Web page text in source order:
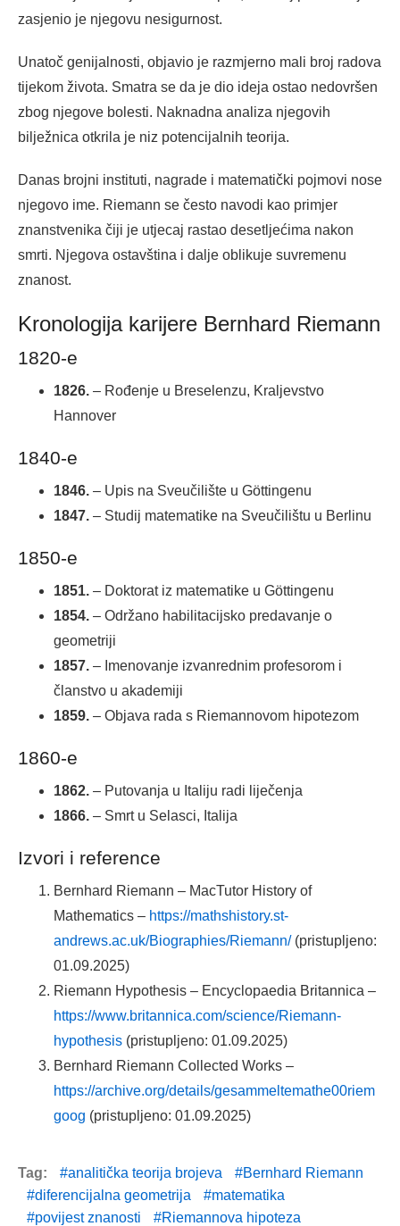
zasjenio je njegovu nesigurnost.
Unatoč genijalnosti, objavio je razmjerno mali broj radova
tijekom života. Smatra se da je dio ideja ostao nedovršen
zbog njegove bolesti. Naknadna analiza njegovih
bilježnica otkrila je niz potencijalnih teorija.
Danas brojni instituti, nagrade i matematički pojmovi nose
njegovo ime. Riemann se često navodi kao primjer
znanstvenika čiji je utjecaj rastao desetljećima nakon
smrti. Njegova ostavština i dalje oblikuje suvremenu
znanost.
Kronologija karijere Bernhard Riemann
1820-e
1826. – Rođenje u Breselenzu, Kraljevstvo
Hannover
1840-e
1846. – Upis na Sveučilište u Göttingenu
1847. – Studij matematike na Sveučilištu u Berlinu
1850-e
1851. – Doktorat iz matematike u Göttingenu
1854. – Održano habilitacijsko predavanje o
geometriji
1857. – Imenovanje izvanrednim profesorom i
članstvo u akademiji
1859. – Objava rada s Riemannovom hipotezom
1860-e
1862. – Putovanja u Italiju radi liječenja
1866. – Smrt u Selasci, Italija
Izvori i reference
Bernhard Riemann – MacTutor History of
Mathematics – https://mathshistory.st-
andrews.ac.uk/Biographies/Riemann/(pristupljeno:
01.09.2025)
Riemann Hypothesis – Encyclopaedia Britannica –
https://www.britannica.com/science/Riemann-
hypothesis (pristupljeno: 01.09.2025)
Bernhard Riemann Collected Works –
https://archive.org/details/gesammeltemathe00riem
goog (pristupljeno: 01.09.2025)
Tag: analitička teorija brojeva
Bernhard Riemann
diferencijalna geometrija
matematika
povijest znanosti
Riemannova hipoteza